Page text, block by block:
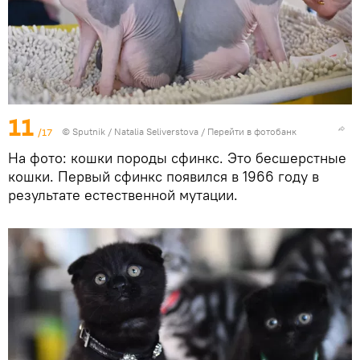
11 /17 © Sputnik / Natalia Seliverstova / Перейти в фотобанк
На фото: кошки породы сфинкс. Это бесшерстные
кошки. Первый сфинкс появился в 1966 году в
результате естественной мутации.